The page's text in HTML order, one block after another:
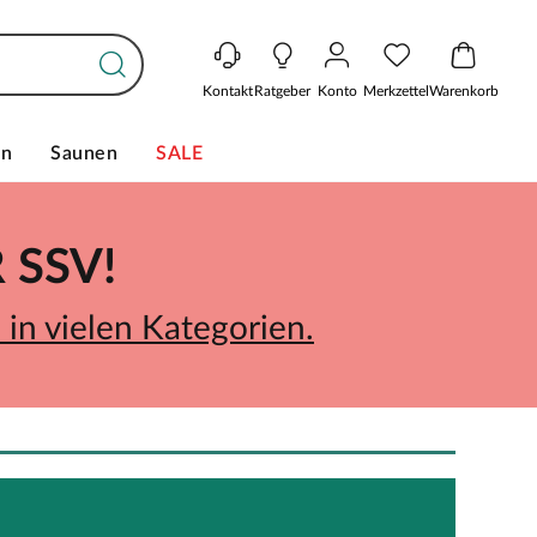
KontaktRatgeber Konto MerkzettelWarenkorb
Saunen SALE
vielen Kategorien.